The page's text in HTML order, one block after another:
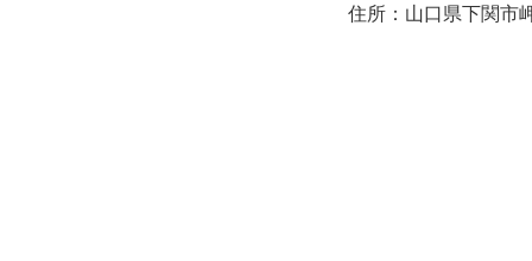
住所：山口県下関市